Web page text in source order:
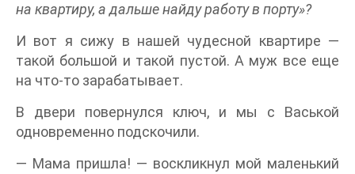
на квартиру, а дальше найду работу в порту»?
И вот я сижу в нашей чудесной квартире —
такой большой и такой пустой. А муж все еще
на что-то зарабатывает.
В двери повернулся ключ, и мы с Васькой
одновременно подскочили.
— Мама пришла! — воскликнул мой маленький